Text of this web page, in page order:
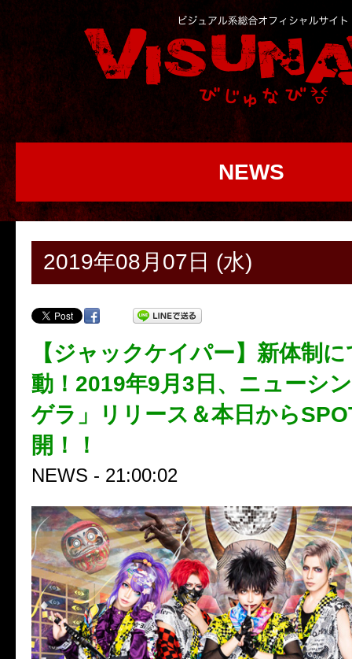
NEWS
2019年08月07日 (水)
【ジャックケイパー】新体制
動！2019年9月3日、ニューシ
ゲラ」リリース＆本日から
開！！
NEWS - 21:00:02